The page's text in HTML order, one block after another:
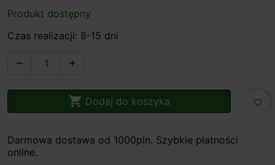
Produkt dostępny
Czas realizacji: 8-15 dni
 
 Dodaj do koszyka favorite_border
Darmowa dostawa od 1000pln. Szybkie płatności
online.